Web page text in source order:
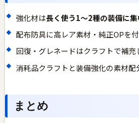
強化材は長く使う1〜2種の装備に
配布防具に高レア素材・純正OPを
回復・グレネードはクラフトで補
消耗品クラフトと装備強化の素材配
まとめ